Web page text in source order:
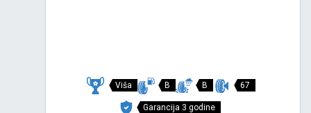
Viša B B 67
Garancija 3 godine